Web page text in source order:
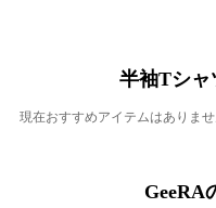
半袖Tシャ
現在おすすめアイテムはありませ
GeeRA